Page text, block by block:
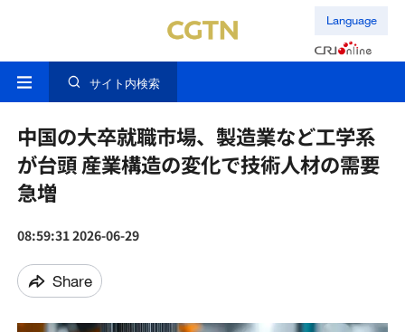
Language
サイト内検索
中国の大卒就職市場、製造業など工学系
が台頭 産業構造の変化で技術人材の需要
急増
08:59:31 2026-06-29
Share